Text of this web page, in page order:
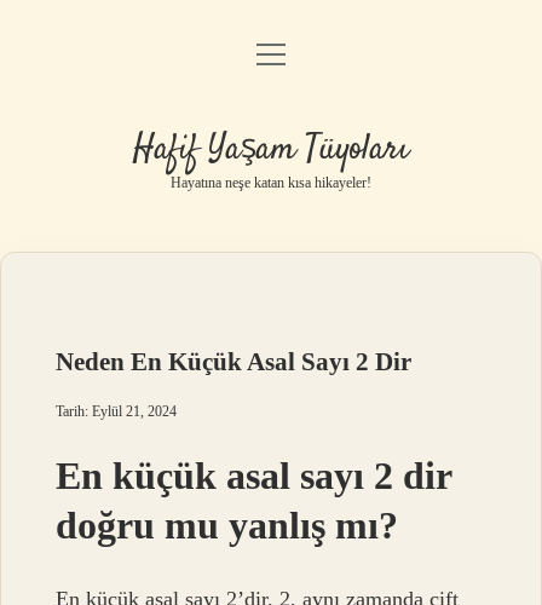
Anasayfa
Yasal Uyarı
menüyü
Hafif Yaşam Tüyoları
Hayatına neşe katan kısa hikayeler!
Neden En Küçük Asal Sayı 2 Dir
Tarih: Eylül 21, 2024
En küçük asal sayı 2 dir
doğru mu yanlış mı?
En küçük asal sayı 2’dir. 2, aynı zamanda çift